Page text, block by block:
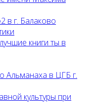
в г. Балаково
книги ты в
Альманаха в ЦГБ г.
культуры при